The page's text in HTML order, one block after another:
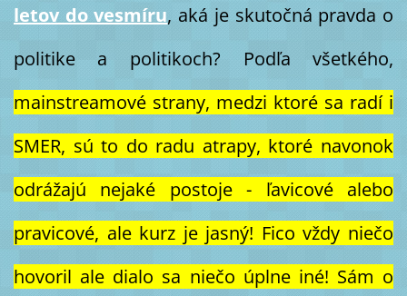
letov do vesmíru, aká je skutočná pravda o
politike a politikoch? Podľa všetkého,
mainstreamové strany, medzi ktoré sa radí i
SMER, sú to do radu atrapy, ktoré navonok
odrážajú nejaké postoje - ľavicové alebo
pravicové, ale kurz je jasný! Fico vždy niečo
hovoril ale dialo sa niečo úplne iné! Sám o